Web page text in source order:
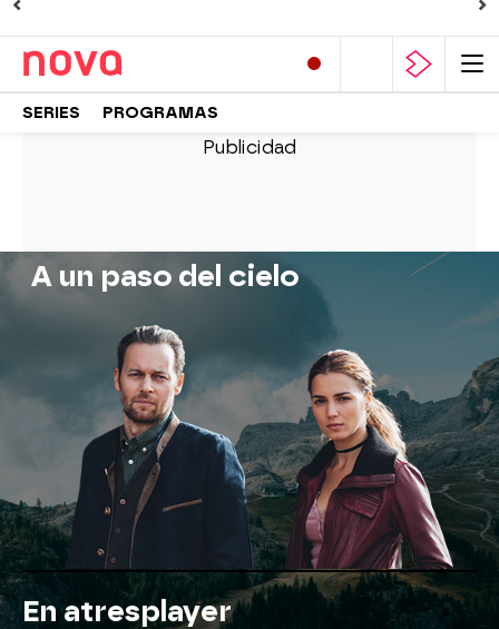
SERIES PROGRAMAS
A un paso del cielo
En atresplayer